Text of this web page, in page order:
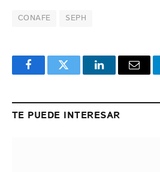
CONAFE SEPH
FacebookTwitter LinkedInEmail
TE PUEDE INTERESAR